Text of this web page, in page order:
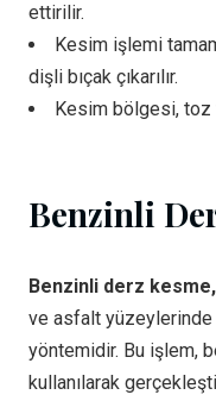
ettirilir.
Kesim işlemi
dişli bıçak çıkarılır.
Kesim bölgesi, toz
Benzinli
Benzinli derz kesme,
ve asfalt yüzeylerinde
yöntemidir. Bu işlem,
kullanılarak